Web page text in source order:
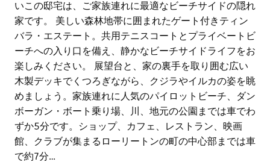
いこの邸宅は、ご家族連れに最適なビーチサイドの隠れ
家です。 美しい森林地帯に囲まれたゲート付きティン
バラ・エステート。共用テニスコートとプライベートビ
ーチへの入り口を備え、静かなビーチサイドライフをお
楽しみください。 展望台と、家の裏手を取り囲む広い
木製デッキでくつろぎながら、クジラやイルカの姿を眺
めましょう。家族連れに人気のパイロットビーチ、ダン
ボーガン・ボート乗り場、川、地元の公園までは車でわ
ずか5分です。ショップ、カフェ、レストラン、映画
館、クラブが集まるローリートンの町の中心部までは車
で約7分…